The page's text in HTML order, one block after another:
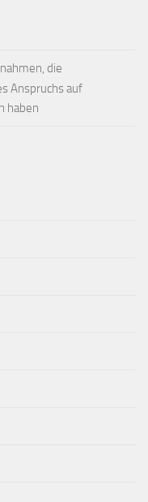
die
Anspruchs auf
haben